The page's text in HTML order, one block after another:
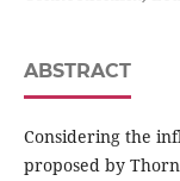
ABSTRACT
Considering the
proposed by